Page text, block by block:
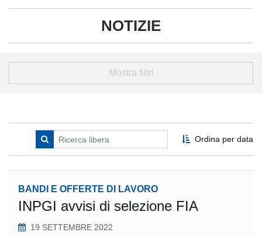
NOTIZIE
Mostra filtri
Ordina per data
BANDI E OFFERTE DI LAVORO
INPGI avvisi di selezione FIA
19 SETTEMBRE 2022